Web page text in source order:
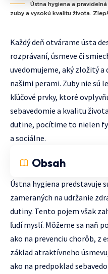
Ústna hygiena a
zuby a vysokú kvalitu života.
Každý deň otvárame ústa
rozprávaní, úsmeve či
uvedomujeme, aký zložitý a
našimi perami. Zuby nie sú
kľúčové prvky, ktoré
sebavedomie a kvalitu
dutine, pocítime to nielen
a sociálne.
Obsah
Ústna hygiena predstavuje
zameraných na udržanie
dutiny. Tento pojem však
ľudí myslí. Môžeme sa naň
ako na prevenciu chorôb, z
základ atraktívneho
ako na predpoklad